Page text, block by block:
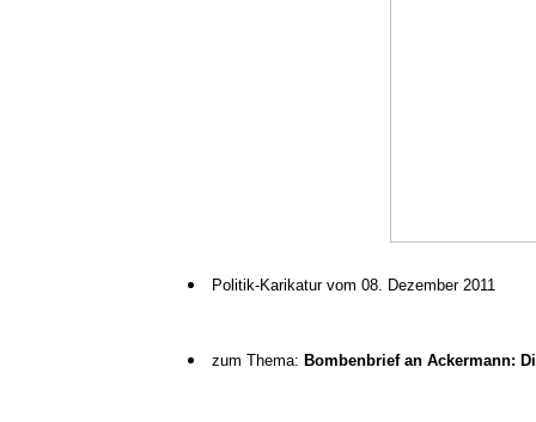
Politik-Karikatur vom 08. Dezember 2011
zum Thema: Bombenbrief an Ackermann: